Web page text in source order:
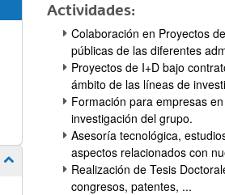
Mostrar/ocultar subpáginas
Actividades:
Colaboración en Proyectos
públicas de las diferentes
Proyectos de I+D bajo
ámbito de las líneas de
Formación para empresas
investigación del grupo.
Asesoría tecnológica,
aspectos relacionados con
Realización de Tesis
congresos, patentes, ...